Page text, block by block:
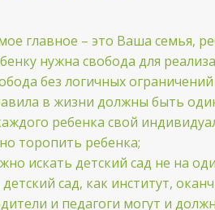
главное – это Ваша семья,
нужна свобода для
без логичных
в жизни должны быть
ребенка свой
торопить ребенка;
искать детский сад не на
детский сад, как институт,
и педагоги могут и